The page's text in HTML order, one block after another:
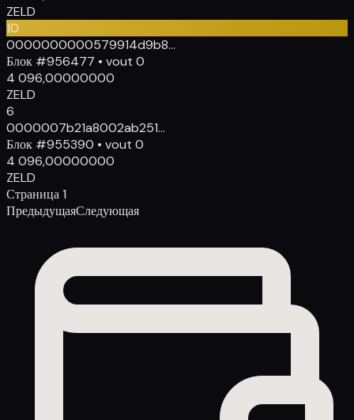
ZELD
10
0000000000579914d9b8...
Блок #956477 • vout 0
4 096,00000000
ZELD
6
0000007b21a8002ab251...
Блок #955390 • vout 0
4 096,00000000
ZELD
Страница1
ПредыдущаяСледующая